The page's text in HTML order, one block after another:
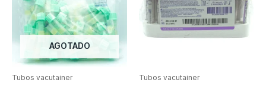
AGOTADO
Tubos vacutainer Tubos vacutainer